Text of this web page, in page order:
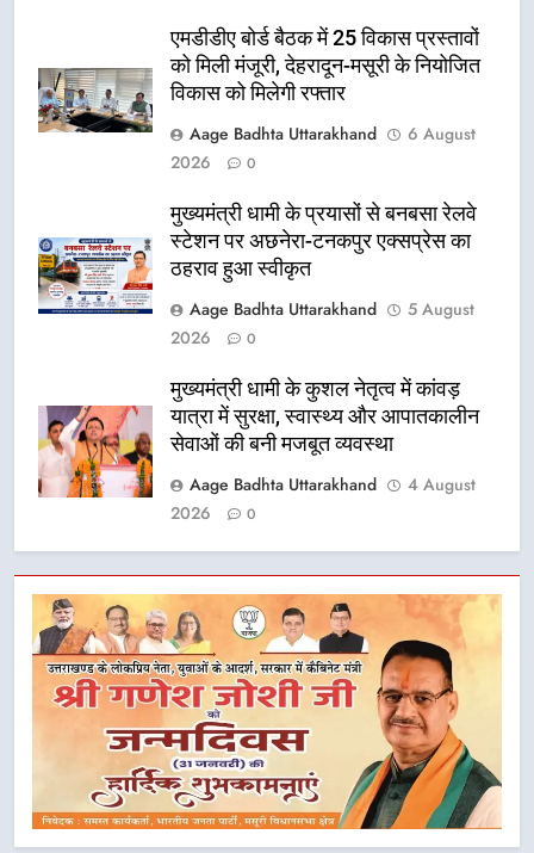
एमडीडीए बोर्ड बैठक में 25 विकास प्रस्तावों
को मिली मंजूरी, देहरादून-मसूरी के नियोजित
विकास को मिलेगी रफ्तार
Aage Badhta Uttarakhand
6 August
2026
0
मुख्यमंत्री धामी के प्रयासों से बनबसा रेलवे
स्टेशन पर अछनेरा-टनकपुर एक्सप्रेस का
ठहराव हुआ स्वीकृत
Aage Badhta Uttarakhand
5 August
2026
0
मुख्यमंत्री धामी के कुशल नेतृत्व में कांवड़
यात्रा में सुरक्षा, स्वास्थ्य और आपातकालीन
सेवाओं की बनी मजबूत व्यवस्था
Aage Badhta Uttarakhand
4 August
2026
0
5
मुख्यमंत्री धामी के नेतृत्व में मसूरी बन रही